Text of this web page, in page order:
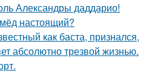
Александры даддарио!
настоящий?
как баста, признался,
абсолютно трезвой жизнью.